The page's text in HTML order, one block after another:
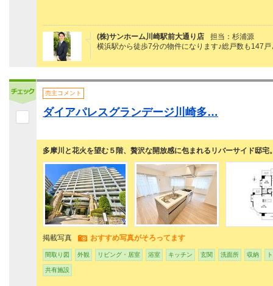
(株)サンホーム川崎駅前大通り店
担当：杉浦源
横浜駅から徒歩7分の物件になります♪総戸数も147
売主コメント
ダイアパレスグランデージ川崎多…
多摩川と花火を望む５階、贅沢な開放感に包まれるリバーサイド邸宅
掲載写真 おすすめ写真がそろってます
間取り図 外観 リビング・居室 浴室 キッチン 玄関 洗面所 収納
共有施設